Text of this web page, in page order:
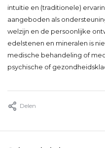
intuïtie en (traditionele)
aangeboden als
welzijn en de persoonlijke
edelstenen en mineralen is
medische behandeling of
psychische of
Delen